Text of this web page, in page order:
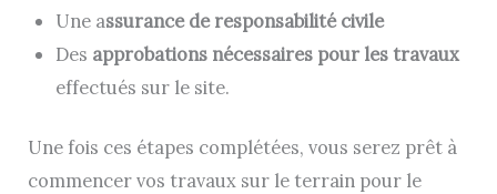
Une assurance de responsabilité civile
Des approbations nécessaires pour les travaux
effectués sur le site.
Une fois ces étapes complétées, vous serez prêt à
commencer vos travaux sur le terrain pour le